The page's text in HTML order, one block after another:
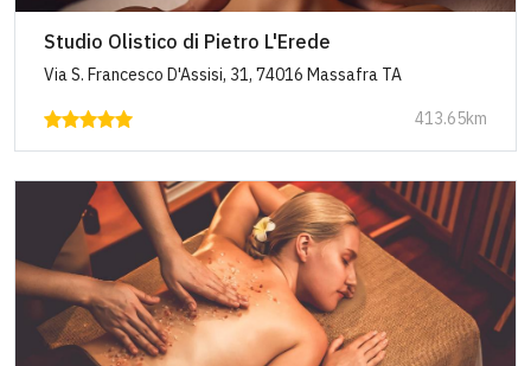
Studio Olistico di Pietro L'Erede
Via S. Francesco D'Assisi, 31, 74016 Massafra TA
413.65km